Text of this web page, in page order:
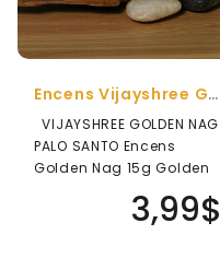
Encens Vijayshree Golden Nag Palo Santo
VIJAYSHREE GOLDEN NAG
PALO SANTO Encens
Golden Nag 15g Golden
3,99$